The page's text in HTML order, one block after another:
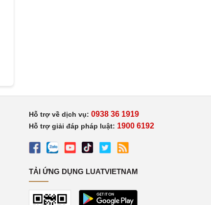
Hỗ trợ về dịch vụ: 0938 36 1919
Hỗ trợ giải đáp pháp luật: 1900 6192
TẢI ỨNG DỤNG LUATVIETNAM